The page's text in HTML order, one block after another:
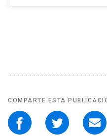
COMPARTE ESTA